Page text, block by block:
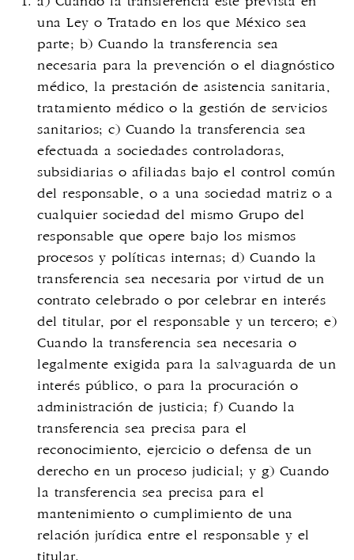
una Ley o Tratado en los que México sea
parte; b) Cuando la transferencia sea
necesaria para la prevención o el diagnóstico
médico, la prestación de asistencia sanitaria,
tratamiento médico o la gestión de servicios
sanitarios; c) Cuando la transferencia sea
efectuada a sociedades controladoras,
subsidiarias o afiliadas bajo el control común
del responsable, o a una sociedad matriz o a
cualquier sociedad del mismo Grupo del
responsable que opere bajo los mismos
procesos y políticas internas; d) Cuando la
transferencia sea necesaria por virtud de un
contrato celebrado o por celebrar en interés
del titular, por el responsable y un tercero; e)
Cuando la transferencia sea necesaria o
legalmente exigida para la salvaguarda de un
interés público, o para la procuración o
administración de justicia; f) Cuando la
transferencia sea precisa para el
reconocimiento, ejercicio o defensa de un
derecho en un proceso judicial; y g) Cuando
la transferencia sea precisa para el
mantenimiento o cumplimiento de una
relación jurídica entre el responsable y el
titular.